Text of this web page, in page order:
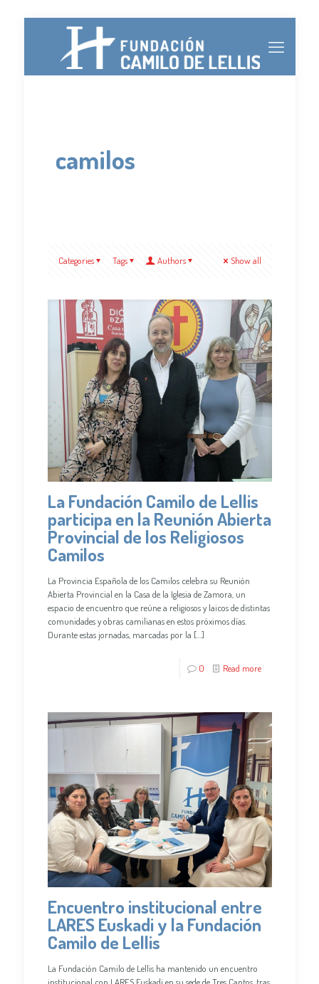
camilos
Categories Tags Authors Show all
La Fundación Camilo de Lellis
participa en la Reunión Abierta
Provincial de los Religiosos
Camilos
La Provincia Española de los Camilos celebra su Reunión
Abierta Provincial en la Casa de la Iglesia de Zamora, un
espacio de encuentro que reúne a religiosos y laicos de distintas
comunidades y obras camilianas en estos próximos días.
Durante estas jornadas, marcadas por la […]
0 Read more
Encuentro institucional entre
LARES Euskadi y la Fundación
Camilo de Lellis
La Fundación Camilo de Lellis ha mantenido un encuentro
institucional con LARES Euskadi en su sede de Tres Cantos, tras